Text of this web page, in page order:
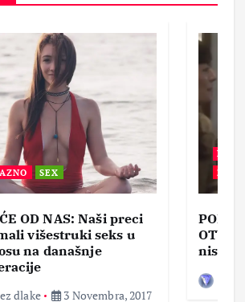
SEX
OD NAS: Naši preci
višestruki seks u
na današnje
dlake 3 Novembra, 2017
BEZ
nisam